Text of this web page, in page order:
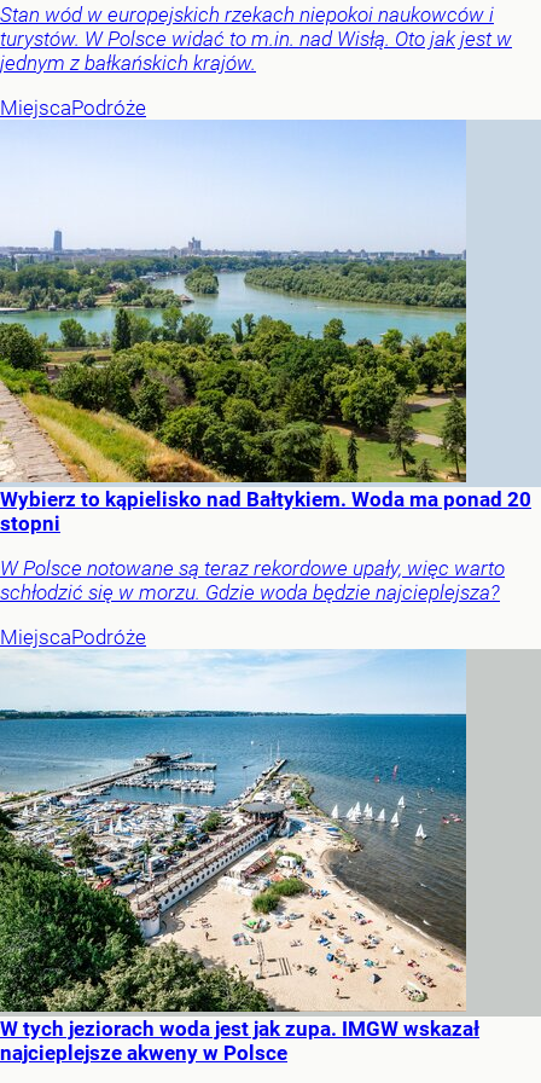
Stan wód w europejskich rzekach niepokoi naukowców i
turystów. W Polsce widać to m.in. nad Wisłą. Oto jak jest w
jednym z bałkańskich krajów.
MiejscaPodróże
Wybierz to kąpielisko nad Bałtykiem. Woda ma ponad 20
stopni
W Polsce notowane są teraz rekordowe upały, więc warto
schłodzić się w morzu. Gdzie woda będzie najcieplejsza?
MiejscaPodróże
W tych jeziorach woda jest jak zupa. IMGW wskazał
najcieplejsze akweny w Polsce